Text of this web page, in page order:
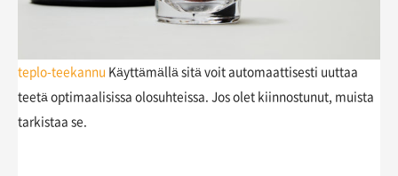
teplo-teekannu Käyttämällä sitä voit automaattisesti uuttaa
teetä optimaalisissa olosuhteissa. Jos olet kiinnostunut, muista
tarkistaa se.